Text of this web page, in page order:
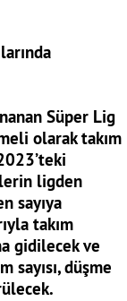
Süper Lig
olarak takım
ligden
sayıya
takım
gidilecek ve
sayısı, düşme